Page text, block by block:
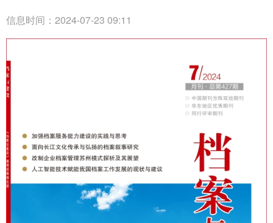
信息时间：2024-07-23 09:11